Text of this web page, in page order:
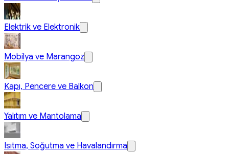
Elektrik ve Elektronik
Mobilya ve Marangoz
Kapı, Pencere ve Balkon
Yalıtım ve Mantolama
Isıtma, Soğutma ve Havalandırma